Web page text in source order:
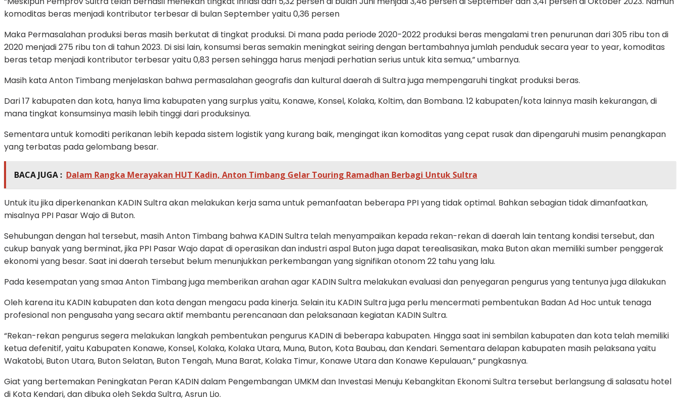
komoditas beras menjadi kontributor terbesar di bulan September yaitu 0,36 persen
Maka Permasalahan produksi beras masih berkutat di tingkat produksi. Di mana pada periode 2020-2022 produksi beras mengalami tren penurunan dari 305 ribu ton di
2020 menjadi 275 ribu ton di tahun 2023. Di sisi lain, konsumsi beras semakin meningkat seiring dengan bertambahnya jumlah penduduk secara year to year, komoditas
beras tetap menjadi kontributor terbesar yaitu 0,83 persen sehingga harus menjadi perhatian serius untuk kita semua,” umbarnya.
Masih kata Anton Timbang menjelaskan bahwa permasalahan geografis dan kultural daerah di Sultra juga mempengaruhi tingkat produksi beras.
Dari 17 kabupaten dan kota, hanya lima kabupaten yang surplus yaitu, Konawe, Konsel, Kolaka, Koltim, dan Bombana. 12 kabupaten/kota lainnya masih kekurangan, di
mana tingkat konsumsinya masih lebih tinggi dari produksinya.
Sementara untuk komoditi perikanan lebih kepada sistem logistik yang kurang baik, mengingat ikan komoditas yang cepat rusak dan dipengaruhi musim penangkapan
yang terbatas pada gelombang besar.
BACA JUGA : Dalam Rangka Merayakan HUT Kadin, Anton Timbang Gelar Touring Ramadhan Berbagi Untuk Sultra
Untuk itu jika diperkenankan KADIN Sultra akan melakukan kerja sama untuk pemanfaatan beberapa PPI yang tidak optimal. Bahkan sebagian tidak dimanfaatkan,
misalnya PPI Pasar Wajo di Buton.
Sehubungan dengan hal tersebut, masih Anton Timbang bahwa KADIN Sultra telah menyampaikan kepada rekan-rekan di daerah lain tentang kondisi tersebut, dan
cukup banyak yang berminat, jika PPI Pasar Wajo dapat di operasikan dan industri aspal Buton juga dapat terealisasikan, maka Buton akan memiliki sumber penggerak
ekonomi yang besar. Saat ini daerah tersebut belum menunjukkan perkembangan yang signifikan otonom 22 tahu yang lalu.
Pada kesempatan yang smaa Anton Timbang juga memberikan arahan agar KADIN Sultra melakukan evaluasi dan penyegaran pengurus yang tentunya juga dilakukan
Oleh karena itu KADIN kabupaten dan kota dengan mengacu pada kinerja. Selain itu KADIN Sultra juga perlu mencermati pembentukan Badan Ad Hoc untuk tenaga
profesional non pengusaha yang secara aktif membantu perencanaan dan pelaksanaan kegiatan KADIN Sultra.
“Rekan-rekan pengurus segera melakukan langkah pembentukan pengurus KADIN di beberapa kabupaten. Hingga saat ini sembilan kabupaten dan kota telah memiliki
ketua defenitif, yaitu Kabupaten Konawe, Konsel, Kolaka, Kolaka Utara, Muna, Buton, Kota Baubau, dan Kendari. Sementara delapan kabupaten masih pelaksana yaitu
Wakatobi, Buton Utara, Buton Selatan, Buton Tengah, Muna Barat, Kolaka Timur, Konawe Utara dan Konawe Kepulauan,” pungkasnya.
Giat yang bertemakan Peningkatan Peran KADIN dalam Pengembangan UMKM dan Investasi Menuju Kebangkitan Ekonomi Sultra tersebut berlangsung di salasatu hotel
di Kota Kendari, dan dibuka oleh Sekda Sultra, Asrun Lio.